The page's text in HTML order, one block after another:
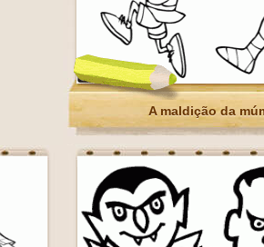
A maldição da